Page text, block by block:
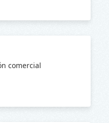
comercial